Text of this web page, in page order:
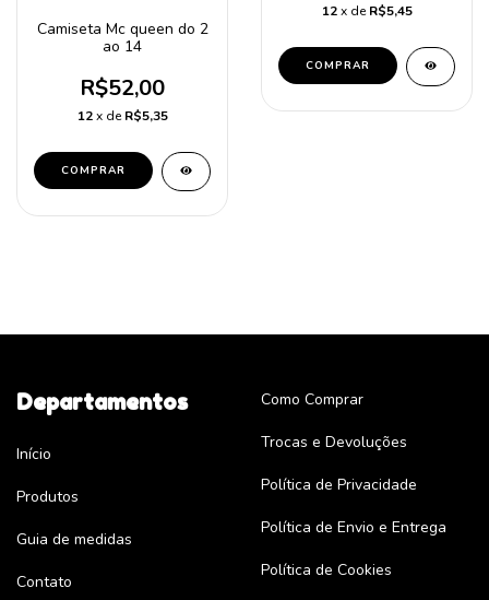
Camiseta Mc queen do 2
ao 14
R$52,00
12 x deR$5,35
COMPRAR
12 x deR$5,45
COMPRAR
Departamentos
Início
Produtos
Guia de medidas
Contato
Como Comprar
Trocas e Devoluções
Política de Privacidade
Política de Envio e Entrega
Política de Cookies